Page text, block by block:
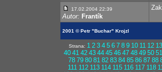
17.02.2004 22:39
Autor: Frantík
2001 © Petr "Buchar" Krojzl
Strana: 1 2 3 4 5 6 7 8 9 10 11 12 13
40 41 42 43 44 45 46 47 48 49 50 51
78 79 80 81 82 83 84 85 86 87 88
111 112 113 114 115 116 117 118